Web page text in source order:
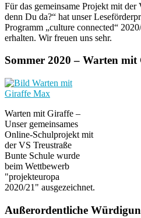
Für das gemeinsame Projekt mit der
denn Du da?“ hat unser
Programm „culture connected“
erhalten. Wir freuen uns sehr.
Sommer 2020 – Warten mit
Warten mit Giraffe –
Unser gemeinsames
Online-Schulprojekt mit
der VS Treustraße
Bunte Schule wurde
beim Wettbewerb
"projekteuropa
2020/21" ausgezeichnet.
Außerordentliche